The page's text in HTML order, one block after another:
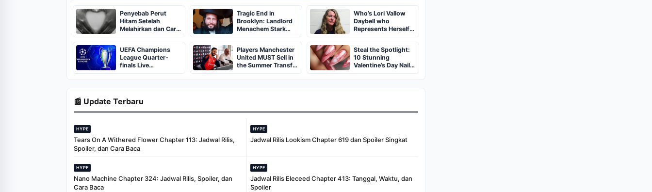
Penyebab Perut
Hitam Setelah
Melahirkan dan Cara
Memulihkannya
Tragic End in
Brooklyn: Landlord
Menachem Stark
Abducted,
Suffocated, and Left
Burned in a
Dumpster
Who’s Lori Vallow
Daybell who
Represents Herself
in Fourth Husband's
Murder Trial
UEFA Champions
League Quarter-
finals Live
Streaming: Leg 1
Fixtures, Timings,
When And Where To
Players Manchester
United MUST Sell in
the Summer Transfer
Window
Steal the Spotlight:
10 Stunning
Valentine’s Day Nail
Ideas You’ll Love!
📰 Update Terbaru
HYPE
Tears On A Withered Flower Chapter 113: Jadwal Rilis,
Spoiler, dan Cara Baca
HYPE
Jadwal Rilis Lookism Chapter 619 dan Spoiler Singkat
HYPE
Nano Machine Chapter 324: Jadwal Rilis, Spoiler, dan
Cara Baca
HYPE
Jadwal Rilis Eleceed Chapter 413: Tanggal, Waktu, dan
Spoiler